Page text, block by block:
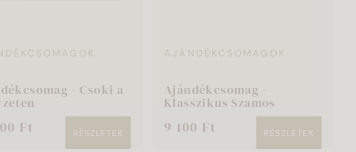
- Csoki a
Ft RÉSZLETEK
AJÁNDÉKCSOMAGOK
Ajándékcsomag -
Klasszikus Szamos
9 100 Ft RÉSZLETEK